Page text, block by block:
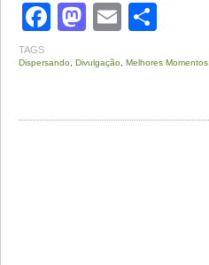
Facebook
Mastodon
Email
TAGS
Dispersando Divulgação Melhores Momentos